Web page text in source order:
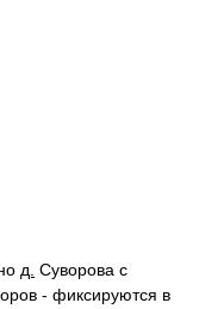
д. Суворова с
- фиксируются в